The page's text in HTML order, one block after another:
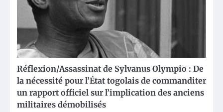
Réflexion/Assassinat de Sylvanus Olympio : De
la nécessité pour l’État togolais de commanditer
un rapport officiel sur l’implication des anciens
militaires démobilisés